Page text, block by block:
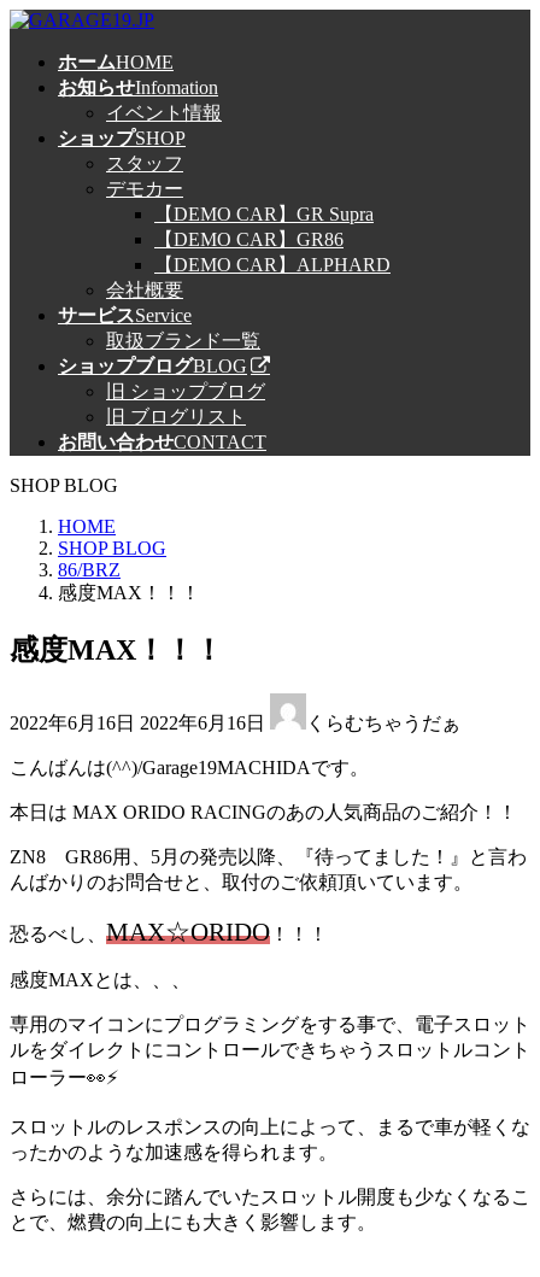
コ
ナ
ホームHOME
お知らせInfomation
イベント情報
ショップSHOP
スタッフ
デモカー
【DEMO CAR】GR Supra
【DEMO CAR】GR86
【DEMO CAR】ALPHARD
会社概要
サービスService
取扱ブランド一覧
ショップブログBLOG
旧 ショップブログ
旧 ブログリスト
お問い合わせCONTACT
SHOP BLOG
HOME
SHOP BLOG
86/BRZ
感度MAX！！！
感度MAX！！！
2022年6月16日 終
新
日
2022年6月16日 くらむちゃうだぁ
こんばんは(^^)/Garage19MACHIDAです。
本日は MAX ORIDO RACINGのあの人気商品のご紹介！！
ZN8 GR86用、5月の発売以降、『待ってました！』と言わ
んばかりのお問合せと、取付のご依頼頂いています。
恐るべし、 MAX☆ORIDO ！！！
感度MAXとは、、、
専用のマイコンにプログラミングをする事で、電子スロット
ルをダイレクトにコントロールできちゃうスロットルコント
ローラー👀⚡
スロットルのレスポンスの向上によって、まるで車が軽くな
ったかのような加速感を得られます。
さらには、余分に踏んでいたスロットル開度も少なくなるこ
とで、燃費の向上にも大きく影響します。